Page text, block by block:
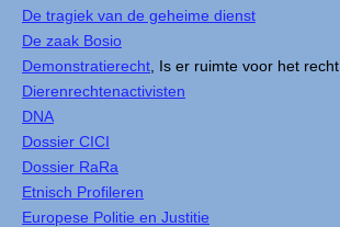
De tragiek van de geheime dienst
De zaak Bosio
Demonstratierecht , Is er ruimte voor het recht
Dierenrechtenactivisten
DNA
Dossier CICI
Dossier RaRa
Etnisch Profileren
Europese Politie en Justitie